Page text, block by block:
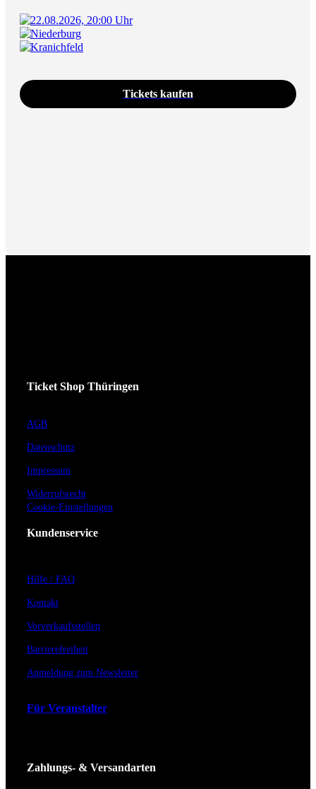
22.08.2026, 20:00 Uhr
Niederburg
Kranichfeld
Tickets kaufen
Ticket Shop Thüringen
AGB
Datenschutz
Impressum
Widerrufsrecht
Cookie-Einstellungen
Kundenservice
Hilfe / FAQ
Kontakt
Vorverkaufsstellen
Barrierefreiheit
Anmeldung zum Newsletter
Für Veranstalter
Zahlungs- & Versandarten